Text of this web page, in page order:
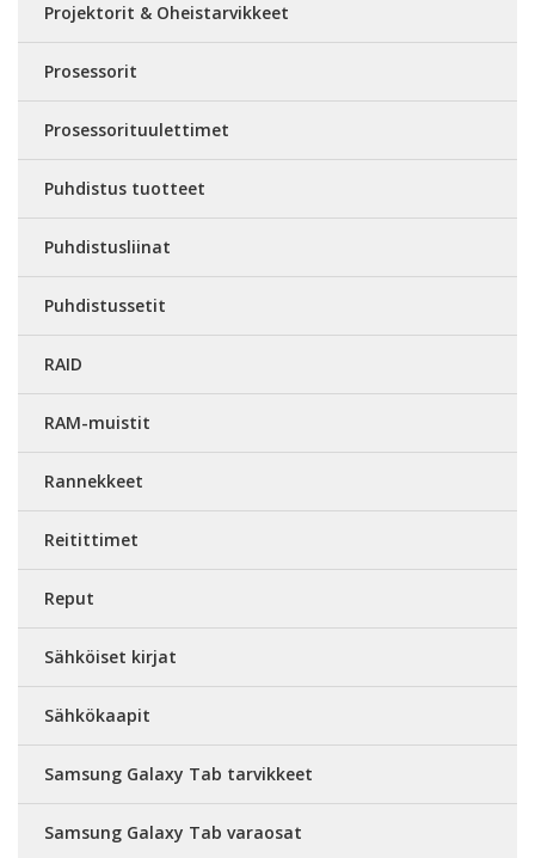
Projektorit & Oheistarvikkeet
Prosessorit
Prosessorituulettimet
Puhdistus tuotteet
Puhdistusliinat
Puhdistussetit
RAID
RAM-muistit
Rannekkeet
Reitittimet
Reput
Sähköiset kirjat
Sähkökaapit
Samsung Galaxy Tab tarvikkeet
Samsung Galaxy Tab varaosat